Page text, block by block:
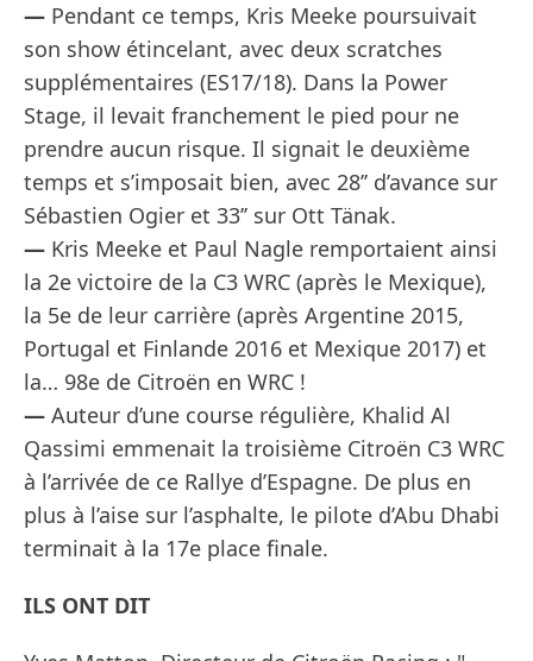
— Pendant ce temps, Kris Meeke poursuivait
son show étincelant, avec deux scratches
supplémentaires (ES17/18). Dans la Power
Stage, il levait franchement le pied pour ne
prendre aucun risque. Il signait le deuxième
temps et s’imposait bien, avec 28’’ d’avance sur
Sébastien Ogier et 33’’ sur Ott Tänak.
— Kris Meeke et Paul Nagle remportaient ainsi
la 2e victoire de la C3 WRC (après le Mexique),
la 5e de leur carrière (après Argentine 2015,
Portugal et Finlande 2016 et Mexique 2017) et
la… 98e de Citroën en WRC !
— Auteur d’une course régulière, Khalid Al
Qassimi emmenait la troisième Citroën C3 WRC
à l’arrivée de ce Rallye d’Espagne. De plus en
plus à l’aise sur l’asphalte, le pilote d’Abu Dhabi
terminait à la 17e place finale.
ILS ONT DIT